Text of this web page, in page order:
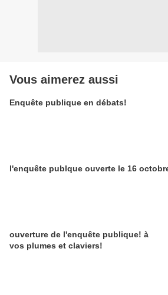
Vous aimerez aussi
Enquête publique en débats!
l'enquête publque ouverte le 16
ouverture de l'enquête publique! à
vos plumes et claviers!